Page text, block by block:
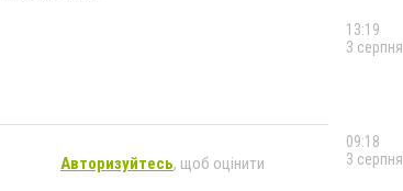
Авторизуйтесь, щоб оцінити
13:19
3 серпня
09:18
3 серпня